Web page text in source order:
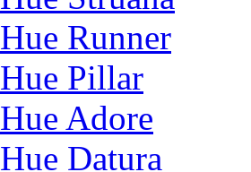
Hue Runner
Hue Pillar
Hue Adore
Hue Datura